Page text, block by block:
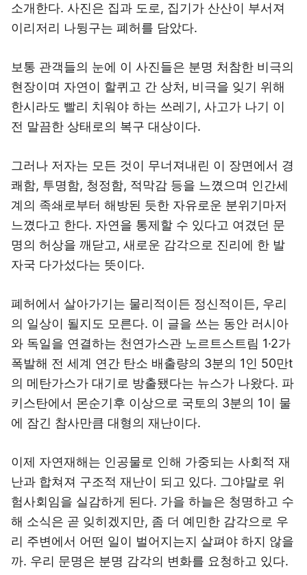
소개한다. 사진은 집과 도로, 집기가 산산이 부서져
이리저리 나뒹구는 폐허를 담았다.
보통 관객들의 눈에 이 사진들은 분명 처참한 비극의
현장이며 자연이 할퀴고 간 상처, 비극을 잊기 위해
한시라도 빨리 치워야 하는 쓰레기, 사고가 나기 이
전 말끔한 상태로의 복구 대상이다.
그러나 저자는 모든 것이 무너져내린 이 장면에서 경
쾌함, 투명함, 청정함, 적막감 등을 느꼈으며 인간세
계의 족쇄로부터 해방된 듯한 자유로운 분위기마저
느꼈다고 한다. 자연을 통제할 수 있다고 여겼던 문
명의 허상을 깨닫고, 새로운 감각으로 진리에 한 발
자국 다가섰다는 뜻이다.
폐허에서 살아가기는 물리적이든 정신적이든, 우리
의 일상이 될지도 모른다. 이 글을 쓰는 동안 러시아
와 독일을 연결하는 천연가스관 노르트스트림 1·2가
폭발해 전 세계 연간 탄소 배출량의 3분의 1인 50만t
의 메탄가스가 대기로 방출됐다는 뉴스가 나왔다. 파
키스탄에서 몬순기후 이상으로 국토의 3분의 1이 물
에 잠긴 참사만큼 대형의 재난이다.
이제 자연재해는 인공물로 인해 가중되는 사회적 재
난과 합쳐져 구조적 재난이 되고 있다. 그야말로 위
험사회임을 실감하게 된다. 가을 하늘은 청명하고 수
해 소식은 곧 잊히겠지만, 좀 더 예민한 감각으로 우
리 주변에서 어떤 일이 벌어지는지 살펴야 하지 않을
까. 우리 문명은 분명 감각의 변화를 요청하고 있다.